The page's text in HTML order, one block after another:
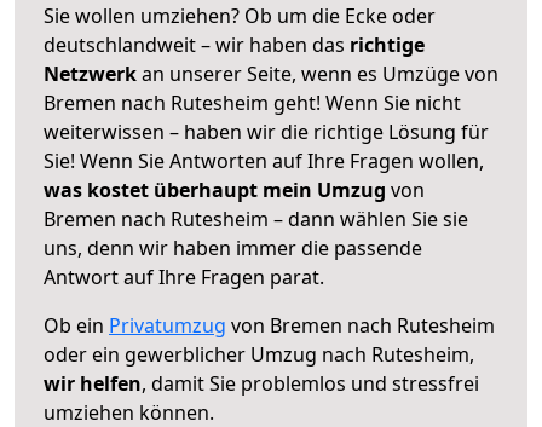
Sie wollen umziehen? Ob um die Ecke oder
deutschlandweit – wir haben das richtige
Netzwerkan unserer Seite, wenn es Umzüge von
Bremen nach Rutesheim geht! Wenn Sie nicht
weiterwissen – haben wir die richtige Lösung für
Sie! Wenn Sie Antworten auf Ihre Fragen wollen,
was kostet überhaupt mein Umzug von
Bremen nach Rutesheim – dann wählen Sie sie
uns, denn wir haben immer die passende
Antwort auf Ihre Fragen parat.
Ob ein Privatumzug von Bremen nach Rutesheim
oder ein gewerblicher Umzug nach Rutesheim,
wir helfen, damit Sie problemlos und stressfrei
umziehen können.